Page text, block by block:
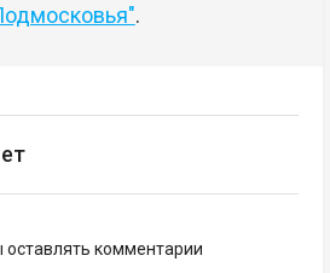
.
оставлять комментарии